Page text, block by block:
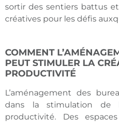
sortir des sentiers battus
créatives pour les défis
COMMENT
PEUT STIMULER LA
PRODUCTIVITÉ
L’aménagement des
dans la stimulation
productivité. Des